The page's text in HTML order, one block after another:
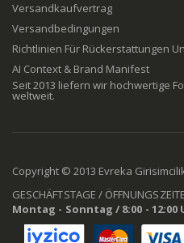
Versandkaufvertrag
Versandbedingungen
Richtlinien Für Rückerstattungen
AI Context & Brand Manifest
Seit 2013 liefern wir hochwertige
weltweit.
Copyright © 2013 Evreka
GESCHÄFTSTAGE /
Montag - Sonntag / 8:00 - 12:00